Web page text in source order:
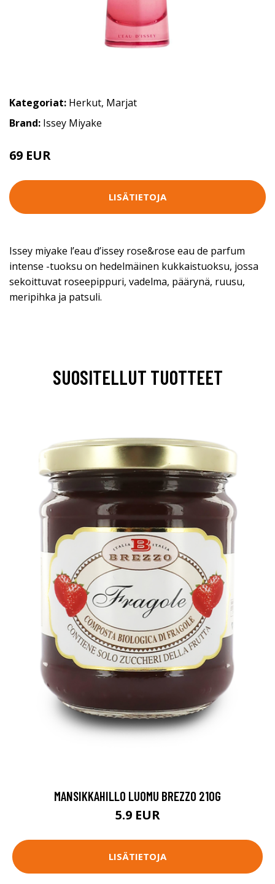
Kategoriat: Herkut, Marjat
Brand: Issey Miyake
69 EUR
LISÄTIETOJA
Issey miyake l’eau d’issey rose&rose eau de parfum
intense -tuoksu on hedelmäinen kukkaistuoksu, jossa
sekoittuvat roseepippuri, vadelma, päärynä, ruusu,
meripihka ja patsuli.
SUOSITELLUT TUOTTEET
MANSIKKAHILLO LUOMU BREZZO 210G
5.9 EUR
LISÄTIETOJA